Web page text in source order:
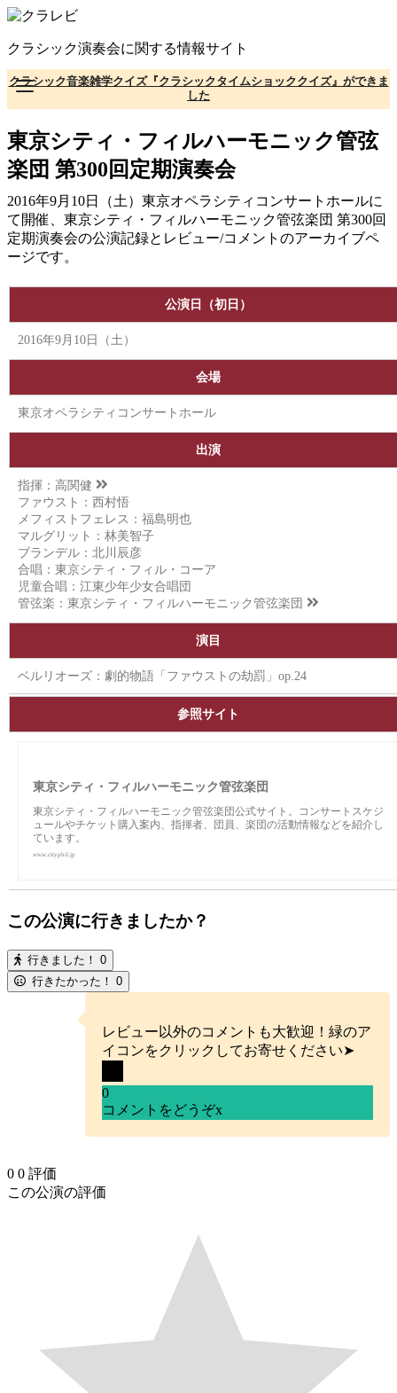
コ
テ
ン
ツ
へ
移
動
クラシック演奏会に関する情報サイト
クラシック音楽雑学クイズ『クラシックタイムショッククイズ』ができま
した
東京シティ・フィルハーモニック管弦
楽団 第300回定期演奏会
2016年9月10日（土）東京オペラシティコンサートホールに
て開催、東京シティ・フィルハーモニック管弦楽団 第300回
定期演奏会の公演記録とレビュー/コメントのアーカイブペ
ージです。
公演日（初日）
2016年9月10日（土）
会場
東京オペラシティコンサートホール
出演
指揮： 高関健
ファウスト：西村悟
メフィストフェレス：福島明也
マルグリット：林美智子
ブランデル：北川辰彦
合唱：東京シティ・フィル・コーア
児童合唱：江東少年少女合唱団
管弦楽： 東京シティ・フィルハーモニック管弦楽団
演目
ベルリオーズ：劇的物語「ファウストの劫罰」op.24
参照サイト
東京シティ・フィルハーモニック管弦楽団
東京シティ・フィルハーモニック管弦楽団公式サイト。コンサートスケジ
ュールやチケット購入案内、指揮者、団員、楽団の活動情報などを紹介し
ています。
www.cityphil.jp
この公演に行きましたか？
行きました！ 0
行きたかった！ 0
レビュー以外のコメントも大歓迎！緑のア
イコンをクリックしてお寄せください➤
0
コメントをどうぞx
0 0 評価
この公演の評価